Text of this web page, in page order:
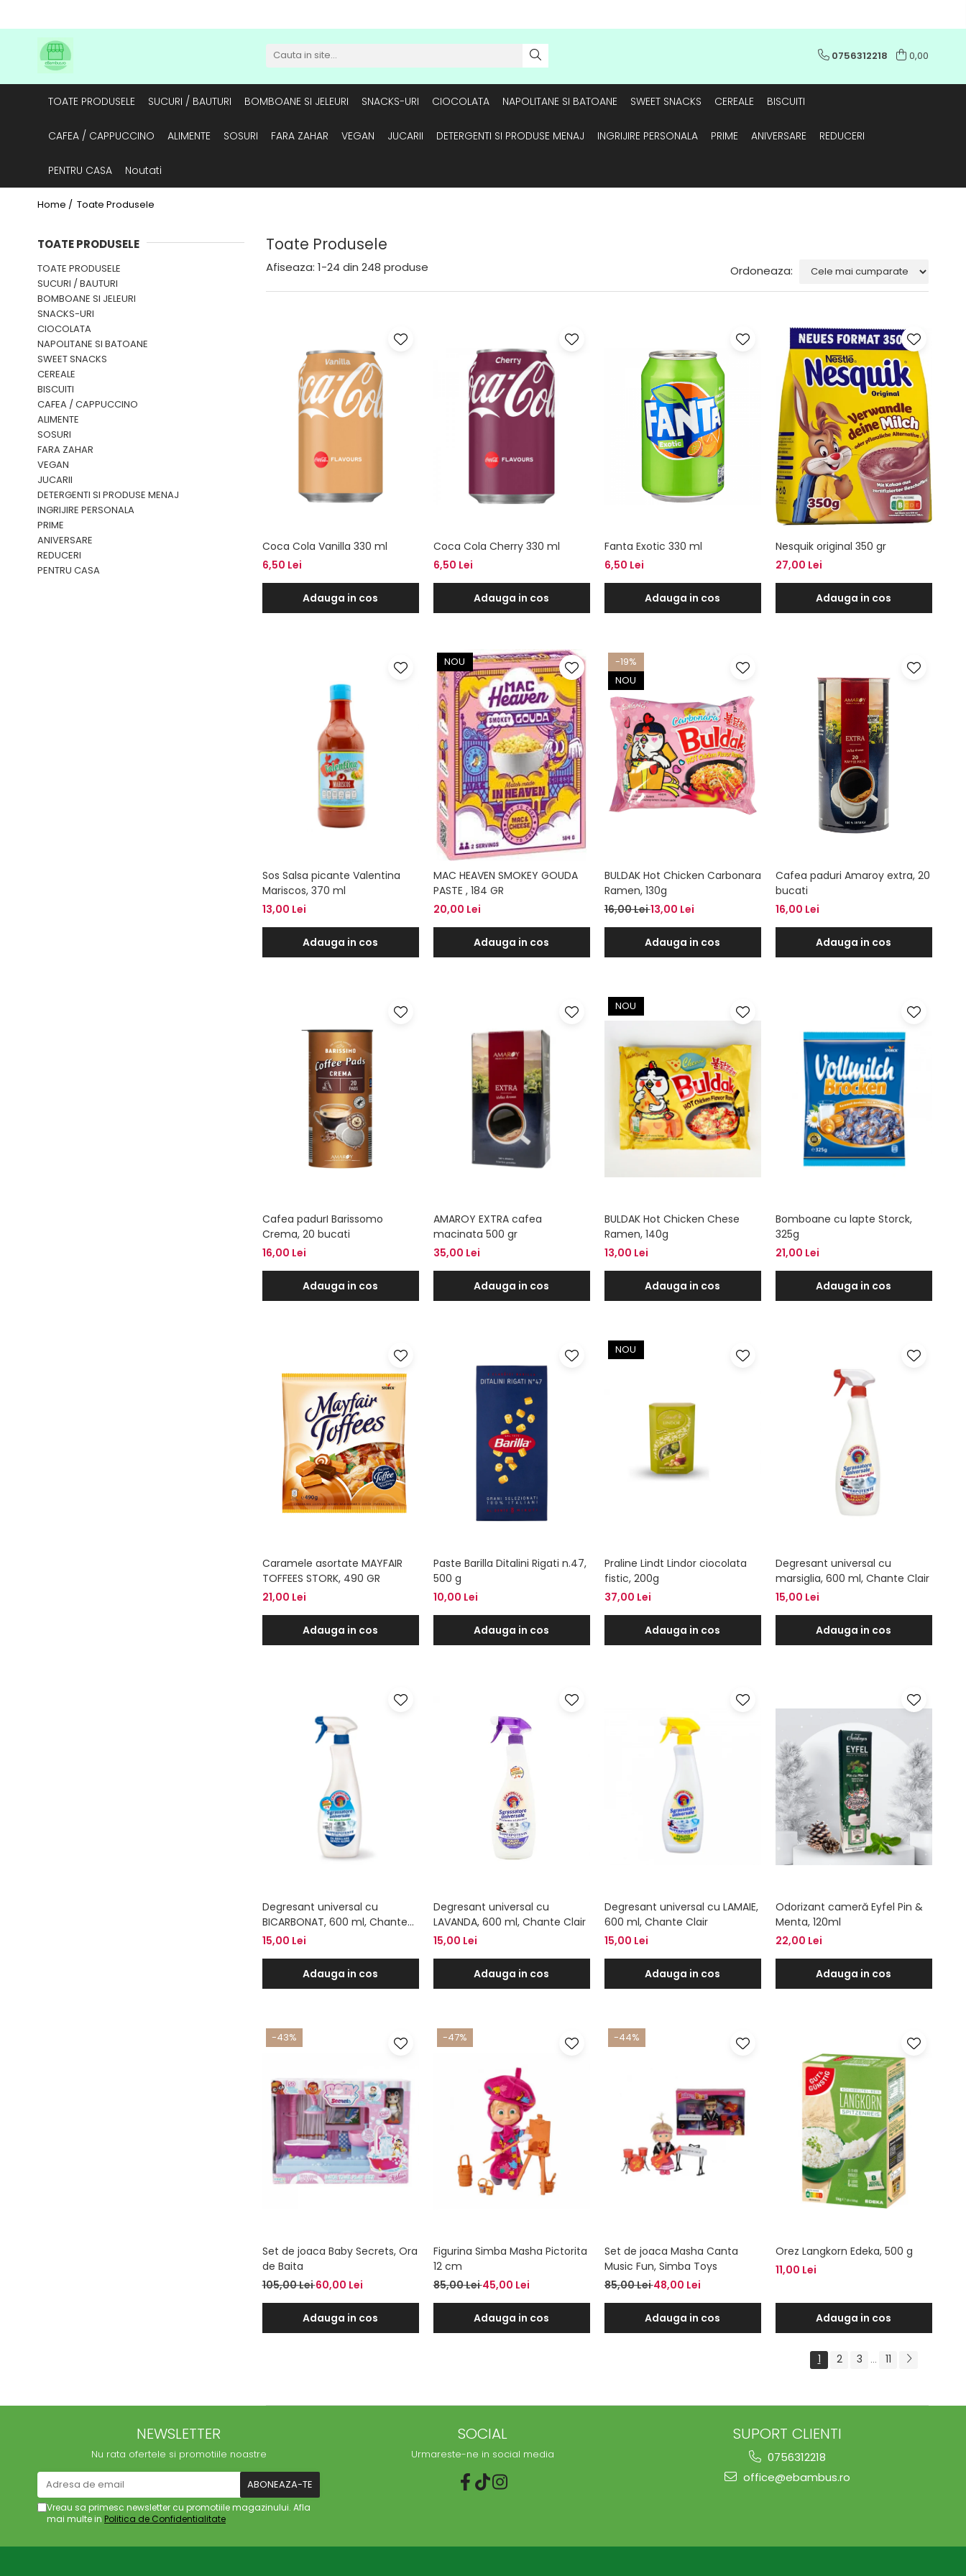
0756312218 0,00
TOATE PRODUSELE SUCURI / BAUTURI BOMBOANE SI JELEURI SNACKS-URI CIOCOLATA NAPOLITANE SI BATOANE SWEET SNACKS CEREALE BISCUITI
CAFEA / CAPPUCCINO ALIMENTE SOSURI FARA ZAHAR VEGAN JUCARII DETERGENTI SI PRODUSE MENAJ INGRIJIRE PERSONALA PRIME ANIVERSARE REDUCERI
PENTRU CASA Noutati
Home / Toate Produsele
Toate Produsele
TOATE PRODUSELE
TOATE PRODUSELE
SUCURI / BAUTURI
BOMBOANE SI JELEURI
SNACKS-URI
CIOCOLATA
NAPOLITANE SI BATOANE
SWEET SNACKS
CEREALE
BISCUITI
CAFEA / CAPPUCCINO
ALIMENTE
SOSURI
FARA ZAHAR
VEGAN
JUCARII
DETERGENTI SI PRODUSE MENAJ
INGRIJIRE PERSONALA
PRIME
ANIVERSARE
REDUCERI
PENTRU CASA
Afiseaza: 1-24 din 248 produse Ordoneaza:
Coca Cola Vanilla 330 ml
6,50 Lei
Adauga in cos
Coca Cola Cherry 330 ml
6,50 Lei
Adauga in cos
Fanta Exotic 330 ml
6,50 Lei
Adauga in cos
Nesquik original 350 gr
27,00 Lei
Adauga in cos
Sos Salsa picante Valentina
Mariscos, 370 ml
13,00 Lei
Adauga in cos
NOU
MAC HEAVEN SMOKEY GOUDA
PASTE , 184 GR
20,00 Lei
Adauga in cos
-19%
NOU
BULDAK Hot Chicken Carbonara
Ramen, 130g
16,00 Lei13,00 Lei
Adauga in cos
Cafea paduri Amaroy extra, 20
bucati
16,00 Lei
Adauga in cos
Cafea padurI Barissomo
Crema, 20 bucati
16,00 Lei
Adauga in cos
AMAROY EXTRA cafea
macinata 500 gr
35,00 Lei
Adauga in cos
NOU
BULDAK Hot Chicken Chese
Ramen, 140g
13,00 Lei
Adauga in cos
Bomboane cu lapte Storck,
325g
21,00 Lei
Adauga in cos
Caramele asortate MAYFAIR
TOFFEES STORK, 490 GR
21,00 Lei
Adauga in cos
Paste Barilla Ditalini Rigati n.47,
500 g
10,00 Lei
Adauga in cos
NOU
Praline Lindt Lindor ciocolata
fistic, 200g
37,00 Lei
Adauga in cos
Degresant universal cu
marsiglia, 600 ml, Chante Clair
15,00 Lei
Adauga in cos
Degresant universal cu
BICARBONAT, 600 ml, Chante
Clair
15,00 Lei
Adauga in cos
Degresant universal cu
LAVANDA, 600 ml, Chante Clair
15,00 Lei
Adauga in cos
Degresant universal cu LAMAIE,
600 ml, Chante Clair
15,00 Lei
Adauga in cos
Odorizant cameră Eyfel Pin &
Menta, 120ml
22,00 Lei
Adauga in cos
-43%
Set de joaca Baby Secrets, Ora
de Baita
105,00 Lei60,00 Lei
Adauga in cos
-47%
Figurina Simba Masha Pictorita
12 cm
85,00 Lei45,00 Lei
Adauga in cos
-44%
Set de joaca Masha Canta
Music Fun, Simba Toys
85,00 Lei48,00 Lei
Adauga in cos
Orez Langkorn Edeka, 500 g
11,00 Lei
Adauga in cos
1 2 3 ... 11
NEWSLETTER
Nu rata ofertele si promotiile noastre
Vreau sa primesc newsletter cu promotiile magazinului. Afla
mai multe in Politica de Confidentialitate
SOCIAL
Urmareste-ne in social media
SUPORT CLIENTI
0756312218
office@ebambus.ro